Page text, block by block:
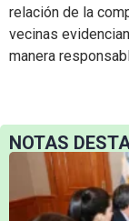
NOTAS
relación de la
vecinas
manera